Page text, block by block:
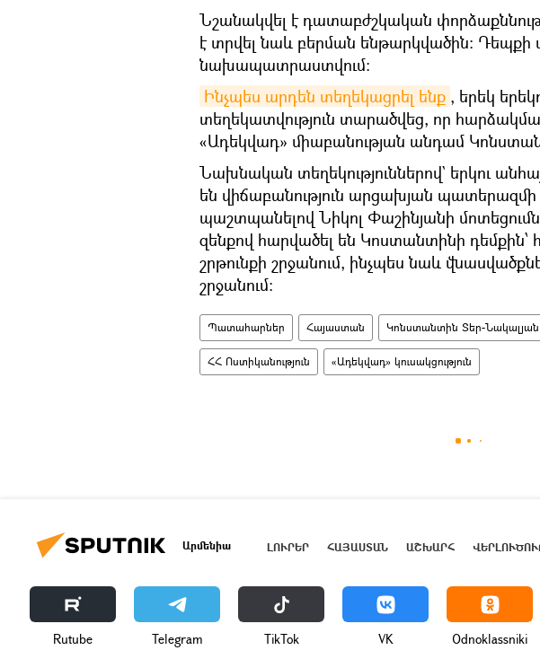
Նշանակվել է դատաբժշկական
է տրվել նաև բերման ենթարկվածին։ Դեպքի
նախապատրաստվում։
Ինչպես արդեն տեղեկացրել ենք , երեկ
տեղեկատվություն տարածվեց, որ
«Ադեկվադ» միաբանության անդամ
Նախնական տեղեկություններով` երկու
են վիճաբանություն արցախյան պատերազմի
պաշտպանելով Նիկոլ Փաշինյանի
զենքով հարվածել են Կոստանտինի դեմքին՝
շրթունքի շրջանում, ինչպես նաև
շրջանում։
Պատահարներ Հայաստան Կոնստանտին Տեր-Նակալյան
ՀՀ Ոստիկանություն «Ադեկվադ» կուսակցություն
Արմենիա ԼՈՒՐԵՐ ՀԱՅԱՍՏԱՆ ԱՇԽԱՐՀ
Rutube Telegram ТikТоk VK Odnoklassniki